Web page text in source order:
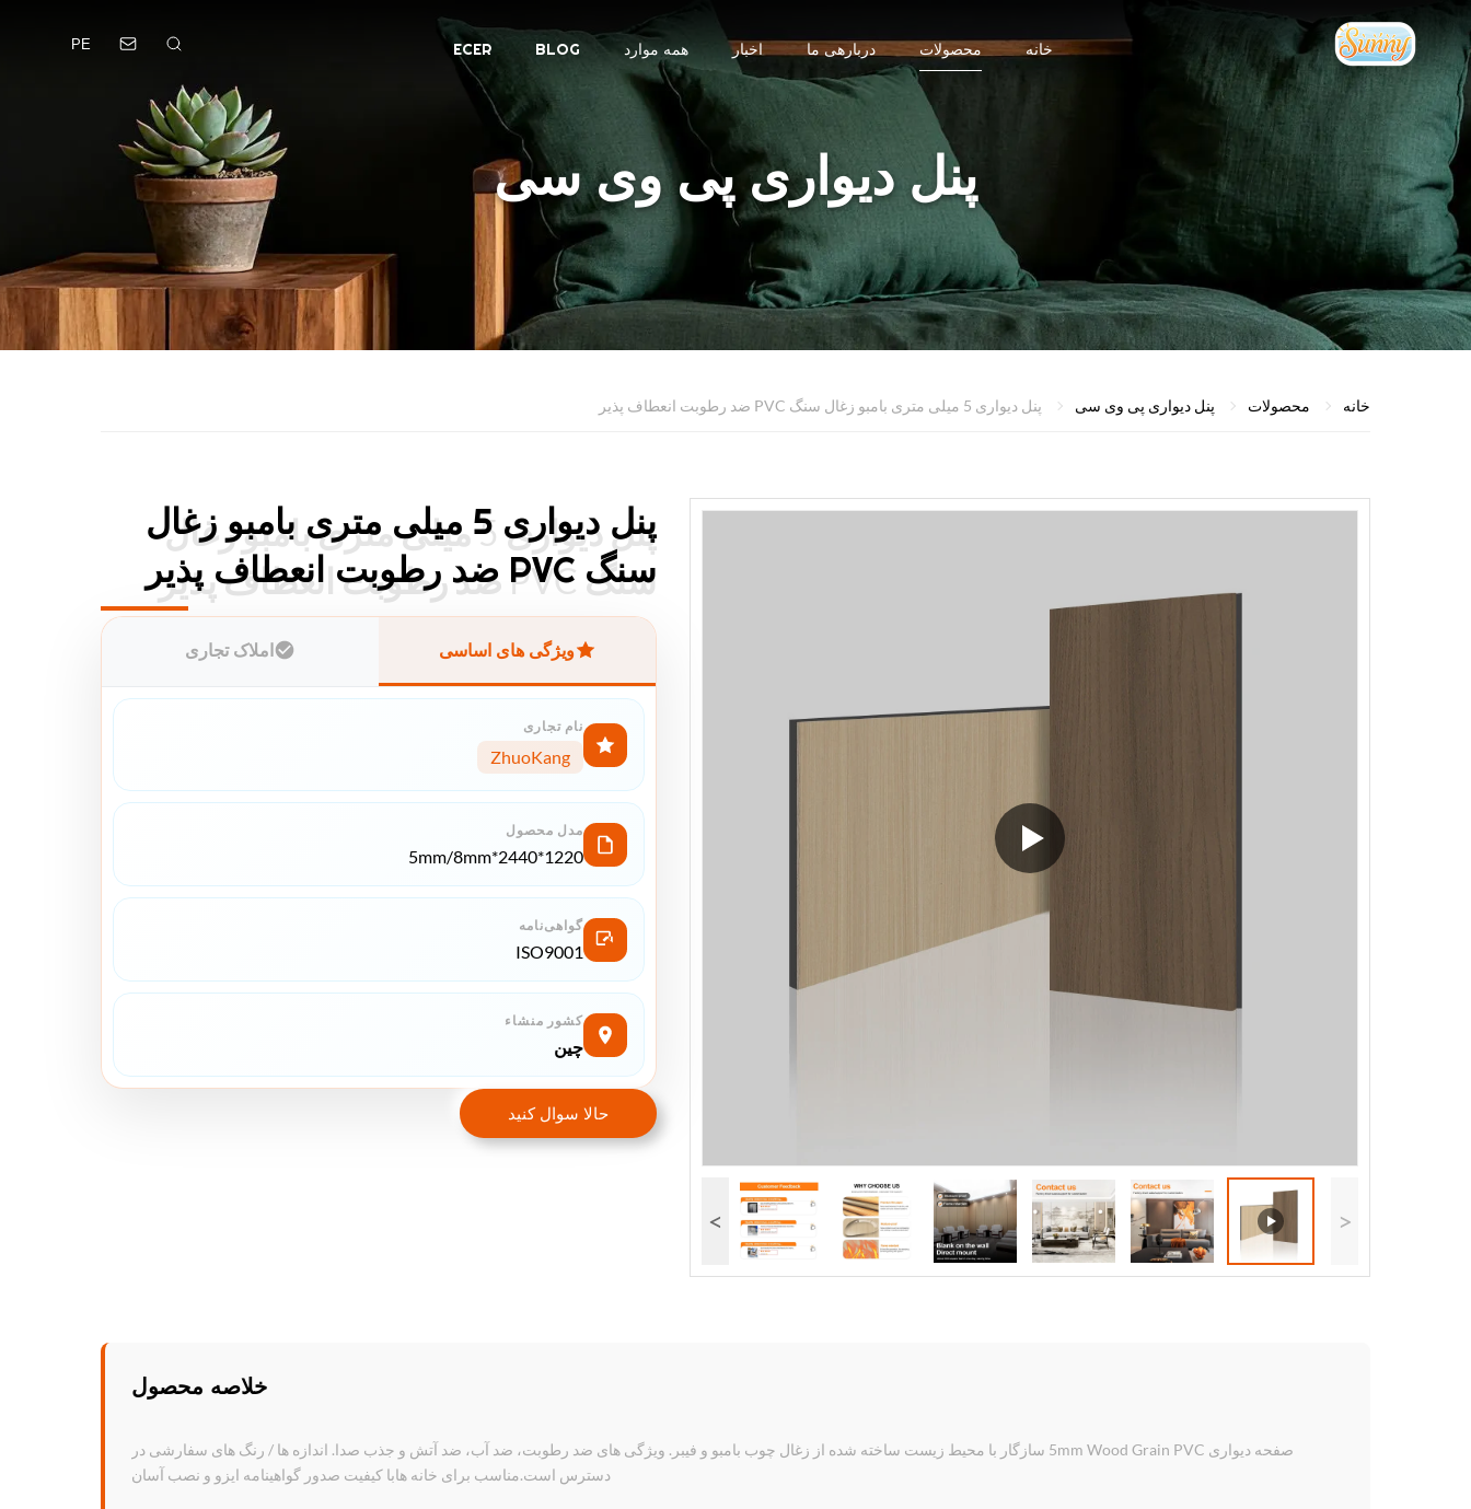
خانه محصولات دربارهی ما اخبار همه موارد BLOG
ECER
PE
پنل دیواری پی وی سی
خانه محصولات پنل دیواری پی وی سی پنل دیواری 5 میلی متری بامبو زغال سنگ PVC ضد رطوبت انعطاف پذیر
<
>
پنل دیواری 5 میلی متری بامبو زغال
سنگ PVC ضد رطوبت انعطاف پذیر
پنل دیواری 5 میلی متری بامبو زغال
سنگ PVC ضد رطوبت انعطاف پذیر
ویژگی های اساسی املاک تجاری
نام تجاری
ZhuoKang
مدل محصول
1220*2440*5mm/8mm
گواهی‌نامه
ISO9001
کشور منشاء
چین
حالا سوال کنيد
خلاصه محصول
صفحه دیواری 5mm Wood Grain PVC سازگار با محیط زیست ساخته شده از زغال چوب بامبو و فیبر. ویژگی های ضد رطوبت، ضد آب، ضد آتش و جذب صدا. اندازه ها / رنگ های سفارشی در
دسترس است.مناسب برای خانه هابا کیفیت صدور گواهینامه ایزو و نصب آسان